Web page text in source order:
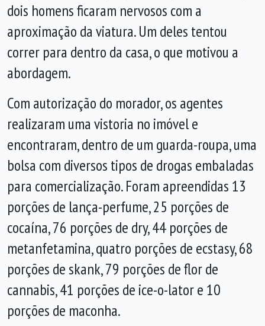
dois homens ficaram nervosos com a
aproximação da viatura. Um deles tentou
correr para dentro da casa, o que motivou a
abordagem.
Com autorização do morador, os agentes
realizaram uma vistoria no imóvel e
encontraram, dentro de um guarda-roupa, uma
bolsa com diversos tipos de drogas embaladas
para comercialização. Foram apreendidas 13
porções de lança-perfume, 25 porções de
cocaína, 76 porções de dry, 44 porções de
metanfetamina, quatro porções de ecstasy, 68
porções de skank, 79 porções de flor de
cannabis, 41 porções de ice-o-lator e 10
porções de maconha.